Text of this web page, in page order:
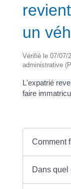
un
Vérifié le 07/07/
administrative
L'expatrié
faire
Comment
Dans quel